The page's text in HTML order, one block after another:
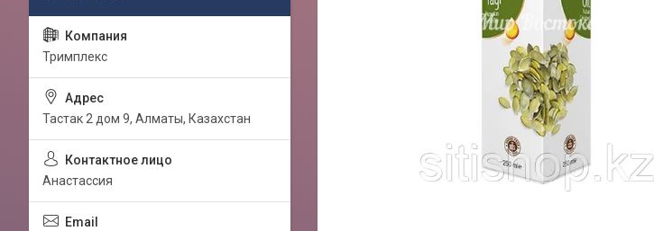
Тримплекс
Тастак 2 дом 9, Алматы, Казахстан
Анастассия